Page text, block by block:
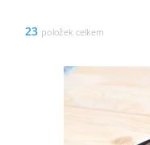
23 položek celkem